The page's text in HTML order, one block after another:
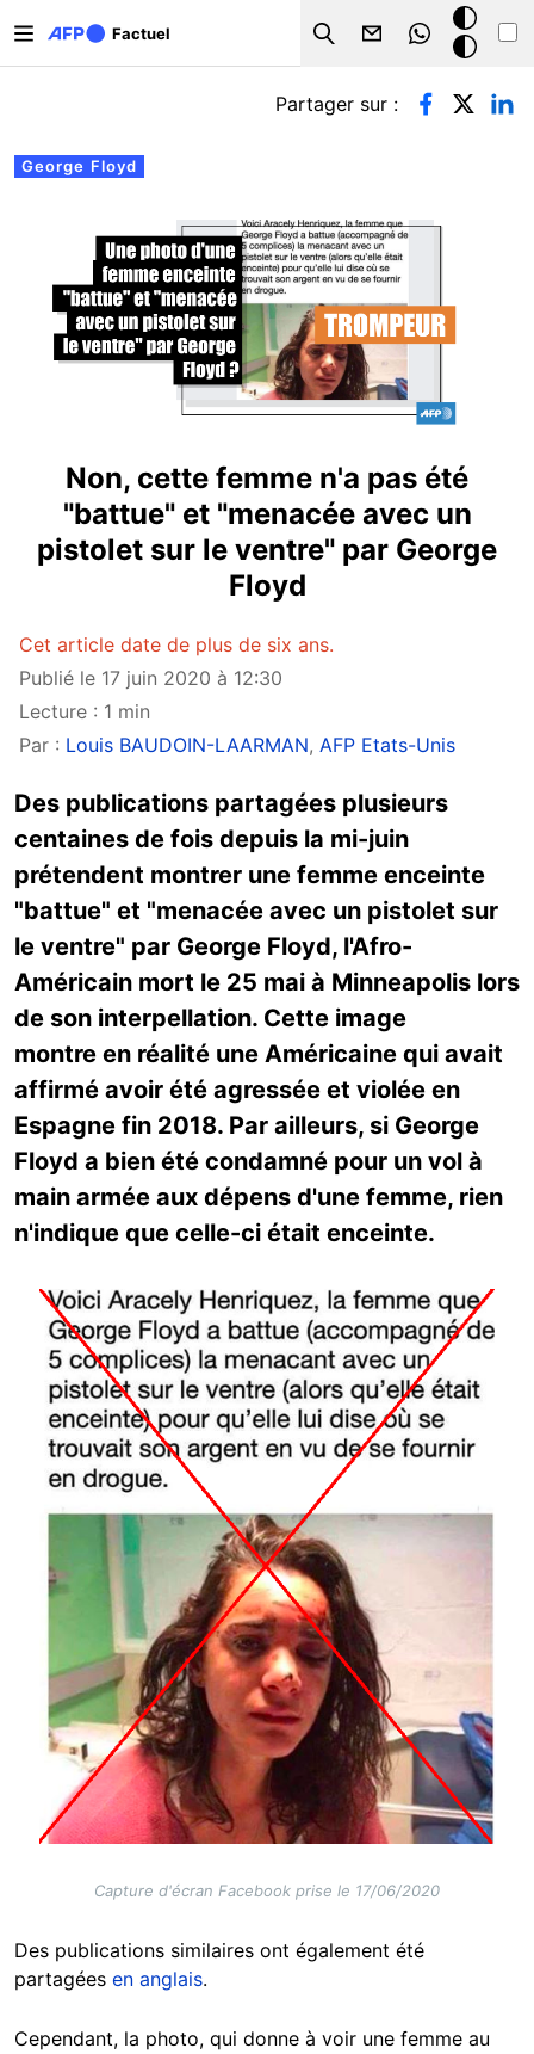
Factuel
Search
Mode
sombre
Onglets principaux
George Floyd
Partager sur :
Non, cette femme n'a pas été
"battue" et "menacée avec un
pistolet sur le ventre" par George
Floyd
Cet article date de plus de six ans.
Publié le 17 juin 2020 à 12:30
Lecture : 1 min
Par : Louis BAUDOIN-LAARMAN, AFP Etats-Unis
Des publications partagées plusieurs
centaines de fois depuis la mi-juin
prétendent montrer une femme enceinte
"battue" et "menacée avec un pistolet sur
le ventre" par George Floyd, l'Afro-
Américain mort le 25 mai à Minneapolis lors
de son interpellation. Cette image
montre en réalité une Américaine qui avait
affirmé avoir été agressée et violée en
Espagne fin 2018. Par ailleurs, si George
Floyd a bien été condamné pour un vol à
main armée aux dépens d'une femme, rien
n'indique que celle-ci était enceinte.
Image
Capture d'écran Facebook prise le 17/06/2020
Des publications similaires ont également été
partagées en anglais.
Cependant, la photo, qui donne à voir une femme au